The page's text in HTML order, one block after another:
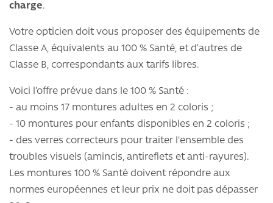
charge.
Votre opticien doit vous proposer des équipements de
Classe A, équivalents au 100 % Santé, et d’autres de
Classe B, correspondants aux tarifs libres.
Voici l’offre prévue dans le 100 % Santé :
- au moins 17 montures adultes en 2 coloris ;
- 10 montures pour enfants disponibles en 2 coloris ;
- des verres correcteurs pour traiter l'ensemble des
troubles visuels (amincis, antireflets et anti-rayures).
Les montures 100 % Santé doivent répondre aux
normes européennes et leur prix ne doit pas dépasser